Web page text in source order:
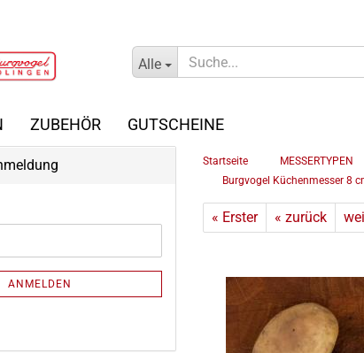
Alle
ZUBEHÖR GUTSCHEINE
Startseite MESSERTYPEN
Burgvogel Küchenmesser 8
« Erster « zurück
ANMELDEN